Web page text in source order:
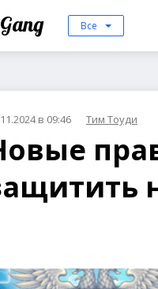
Все
в 09:46 Тим Тоуди